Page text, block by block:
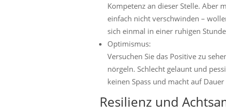
Kompetenz an dieser Stelle. Aber
einfach nicht verschwinden –
sich einmal in einer ruhigen
Optimismus:
Versuchen Sie das Positive zu
nörgeln. Schlecht gelaunt und
keinen Spass und macht auf
Resilienz und